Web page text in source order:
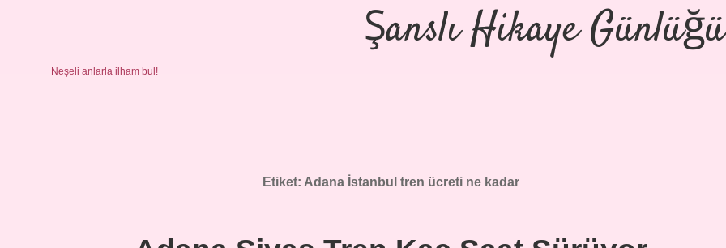
Şanslı Hikaye Günlüğü
Neşeli anlarla ilham bul!
Etiket: Adana İstanbul tren ücreti ne kadar